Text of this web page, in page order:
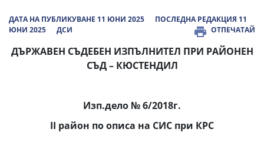
ДАТА НА ПУБЛИКУВАНЕ 11 ЮНИ 2025
ПОСЛЕДНА РЕДАКЦИЯ 11
ЮНИ 2025
ДСИ ОТПЕЧАТАЙ
ДЪРЖАВЕН СЪДЕБЕН ИЗПЪЛНИТЕЛ ПРИ РАЙОНЕН
СЪД – КЮСТЕНДИЛ
Изп.дело №6/2018г.
ІІ район по описа на СИС при КРС